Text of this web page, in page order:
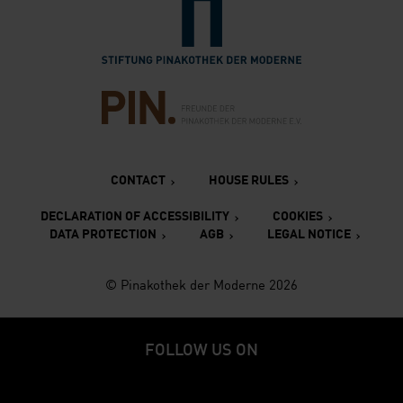
CONTACT HOUSE RULES
© Pinakothek der Moderne 2026
DECLARATION OF ACCESSIBILITY
COOKIES
DATA PROTECTION
AGB LEGAL NOTICE
FOLLOW US ON